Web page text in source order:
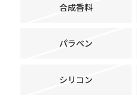
合成香料
パラベン
シリコン